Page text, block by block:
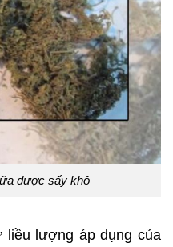
được sấy khô
liều lượng áp dụng của